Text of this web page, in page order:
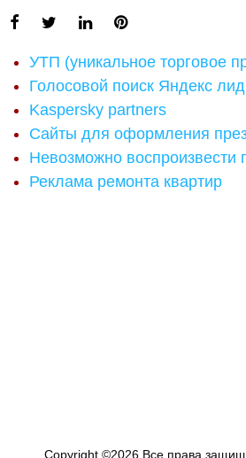
УТП (уникальное торговое
Голосовой поиск Яндекс
Kaspersky partners
Сайты для оформления
Невозможно
Реклама ремонта квартир
Copyright ©2026 Все права